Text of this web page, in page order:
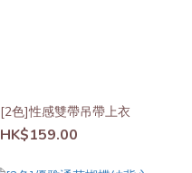
[2色]性感雙帶吊帶上衣
HK$159.00